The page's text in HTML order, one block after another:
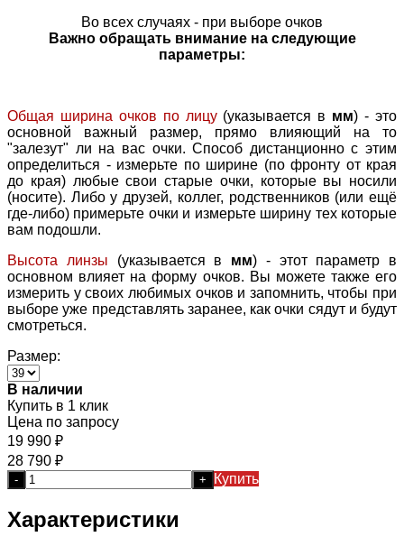
Во всех случаях - при выборе очков
Важно обращать внимание на следующие
параметры:
Общая ширина очков по лицу(указывается в мм) - это
основной важный размер, прямо влияющий на то
"залезут" ли на вас очки. Способ дистанционно с этим
определиться - измерьте по ширине (по фронту от края
до края) любые свои старые очки, которые вы носили
(носите). Либо у друзей, коллег, родственников (или ещё
где-либо) примерьте очки и измерьте ширину тех которые
вам подошли.
Высота линзы (указывается в мм) - этот параметр в
основном влияет на форму очков. Вы можете также его
измерить у своих любимых очков и запомнить, чтобы при
выборе уже представлять заранее, как очки сядут и будут
смотреться.
Размер:
В наличии
Купить в 1 клик
Цена по запросу
19 990 ₽
28 790 ₽
- + Купить
Характеристики